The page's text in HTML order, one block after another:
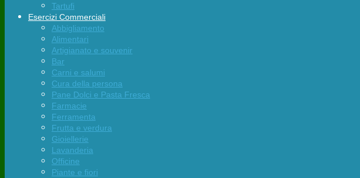
Tartufi
Esercizi Commerciali
Abbigliamento
Alimentari
Artigianato e souvenir
Bar
Carni e salumi
Cura della persona
Pane Dolci e Pasta Fresca
Farmacie
Ferramenta
Frutta e verdura
Gioiellerie
Lavanderia
Officine
Piante e fiori